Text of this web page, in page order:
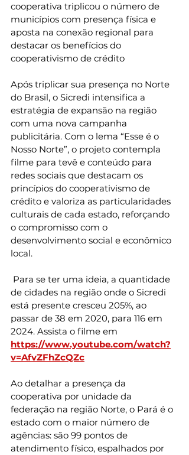
cooperativa triplicou o número de
municípios com presença física e
aposta na conexão regional para
destacar os benefícios do
cooperativismo de crédito
Após triplicar sua presença no Norte
do Brasil, o Sicredi intensifica a
estratégia de expansão na região
com uma nova campanha
publicitária. Com o lema “Esse é o
Nosso Norte”, o projeto contempla
filme para tevê e conteúdo para
redes sociais que destacam os
princípios do cooperativismo de
crédito e valoriza as particularidades
culturais de cada estado, reforçando
o compromisso com o
desenvolvimento social e econômico
local.
de cidades na região onde o Sicredi
está presente cresceu 205%, ao
passar de 38 em 2020, para 116 em
2024. Assista o filme em
https://www.youtube.com/watch?
v=AfvZFhZcQZc
Ao detalhar a presença da
cooperativa por unidade da
federação na região Norte, o Pará é o
estado com o maior número de
agências: são 99 pontos de
atendimento físico, espalhados por